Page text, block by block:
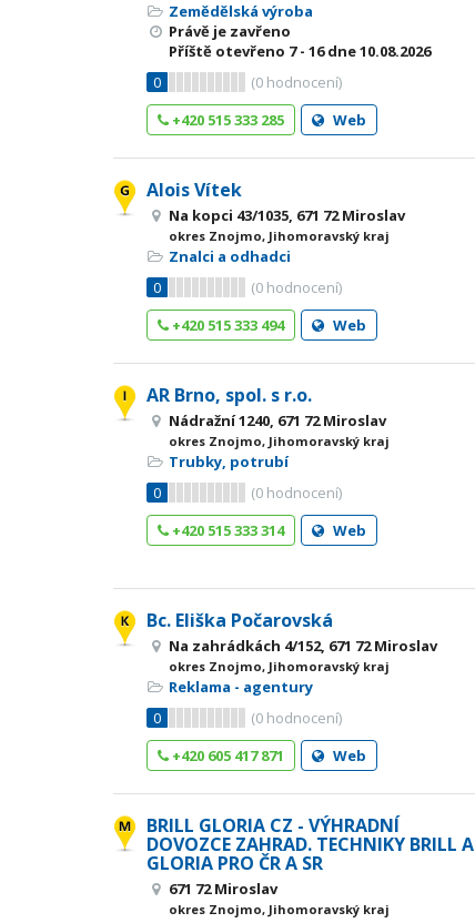
Zemědělská výroba
Právě je zavřeno
Příště otevřeno 7 - 16dne 10.08.2026
0
(0 hodnocení)
+420 515 333 285
Web
Alois Vítek
Na kopci 43/1035, 671 72 Miroslav
okres Znojmo, Jihomoravský kraj
Znalci a odhadci
0
(0 hodnocení)
+420 515 333 494
Web
AR Brno, spol. s r.o.
Nádražní 1240, 671 72 Miroslav
okres Znojmo, Jihomoravský kraj
Trubky, potrubí
0
(0 hodnocení)
+420 515 333 314
Web
Bc. Eliška Počarovská
Na zahrádkách 4/152, 671 72 Miroslav
okres Znojmo, Jihomoravský kraj
Reklama - agentury
0
(0 hodnocení)
+420 605 417 871
Web
BRILL GLORIA CZ - VÝHRADNÍ
DOVOZCE ZAHRAD. TECHNIKY BRILL A
GLORIA PRO ČR A SR
671 72 Miroslav
okres Znojmo, Jihomoravský kraj